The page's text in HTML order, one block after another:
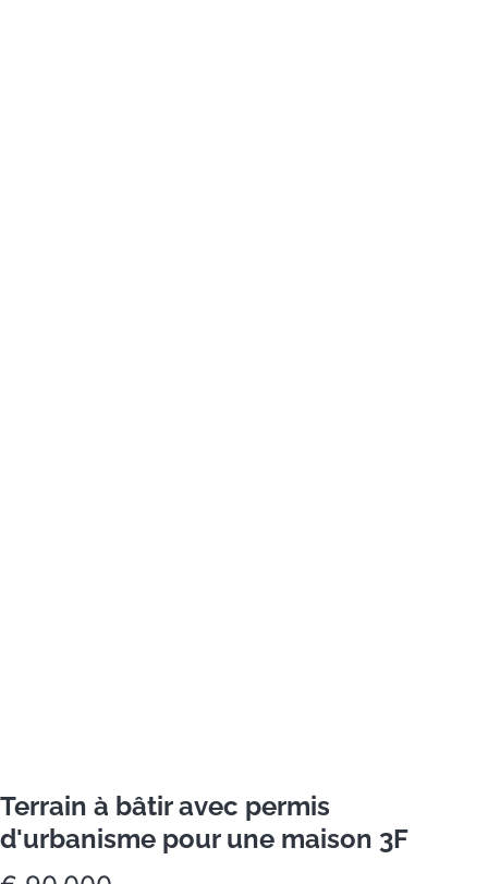
Terrain à bâtir avec permis
d'urbanisme pour une maison 3F